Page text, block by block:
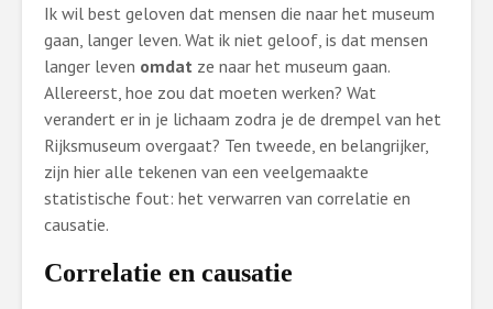
Ik wil best geloven dat mensen die naar het museum
gaan, langer leven. Wat ik niet geloof, is dat mensen
langer leven omdat ze naar het museum gaan.
Allereerst, hoe zou dat moeten werken? Wat
verandert er in je lichaam zodra je de drempel van het
Rijksmuseum overgaat? Ten tweede, en belangrijker,
zijn hier alle tekenen van een veelgemaakte
statistische fout: het verwarren van correlatie en
causatie.
Correlatie en causatie